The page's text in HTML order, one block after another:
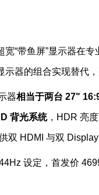
“带鱼屏”显示器在
器的组合实现替代
器相当于两台 27"
背光系统，HDR 亮
双 HDMI 与双
设定，首发价